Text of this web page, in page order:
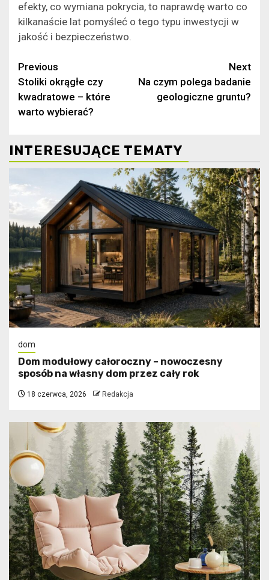
efekty, co wymiana pokrycia, to naprawdę warto co
kilkanaście lat pomyśleć o tego typu inwestycji w
jakość i bezpieczeństwo.
Continue
Reading
Previous
Stoliki okrągłe czy
kwadratowe – które
warto wybierać?
Next
Na czym polega badanie
geologiczne gruntu?
INTERESUJĄCE TEMATY
dom
Dom modułowy całoroczny – nowoczesny
sposób na własny dom przez cały rok
18 czerwca, 2026 Redakcja